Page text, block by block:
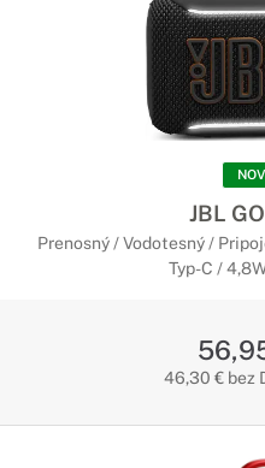
JBL
Prenosný / Vodotesný /
Typ-C /
46,30 € bez